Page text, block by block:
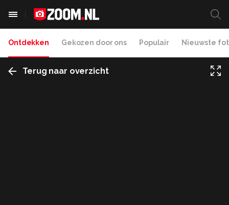
Ontdekken Gekozen door ons Populair Nieuwste
Terug naar overzicht